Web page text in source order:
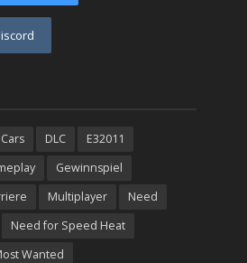
Cars DLC
E32011
Gewinnspiel
Multiplayer
Need
Need for Speed Heat
Wanted